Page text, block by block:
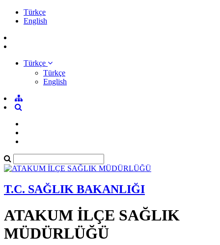
Türkçe
English
Türkçe
Türkçe
English
T.C. SAĞLIK BAKANLIĞI
ATAKUM İLÇE SAĞLIK
MÜDÜRLÜĞÜ